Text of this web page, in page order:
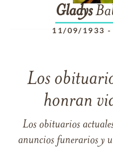
Gladys
11/09/1933 -
Los
honran
Los obituarios
anuncios funerarios y